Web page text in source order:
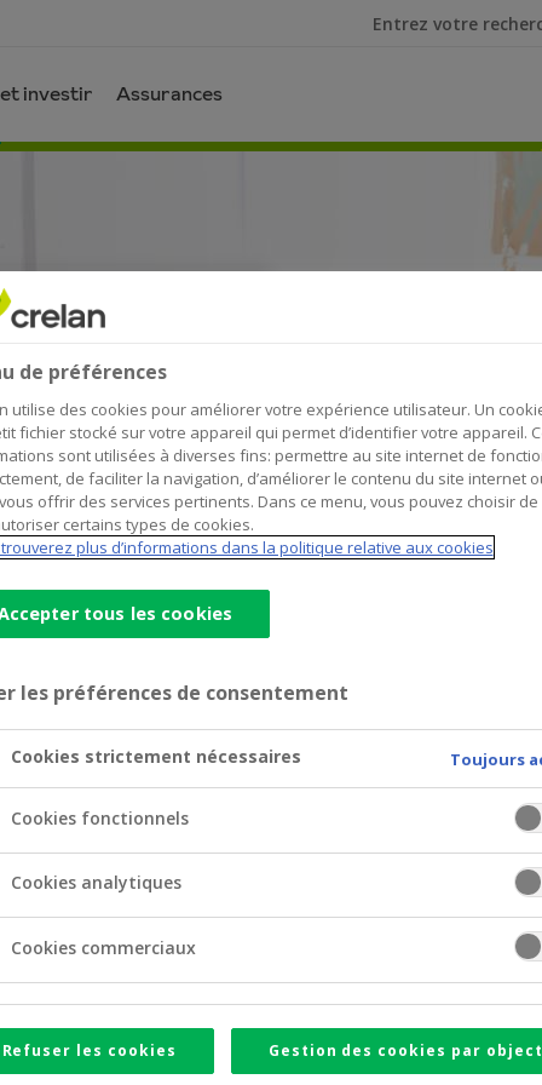
Je cherche
investir Assurances
coûte aussi de l’argent.
avec une durée minimale de 12 mois et maximale de
une durée de84 mois de 4,29 %
Taux
de financer des travaux de rénovation dans votre
de préférences
utilise des cookies pour améliorer votre expérience utilisateur. Un
fichier stocké sur votre appareil qui permet d’identifier votre appareil.
sont utilisées à diverses fins: permettre au site internet de
de faciliter la navigation, d’améliorer le contenu du site internet
offrir des services pertinents. Dans ce menu, vous pouvez choisir de
certains types de cookies.
plus d’informations dans la politique relative aux cookies
tous les cookies
les préférences de consentement
Cookies strictement nécessaires Toujours
Cookies fonctionnels
Cookies analytiques
Cookies commerciaux
Refuser les cookies Gestion des cookies par